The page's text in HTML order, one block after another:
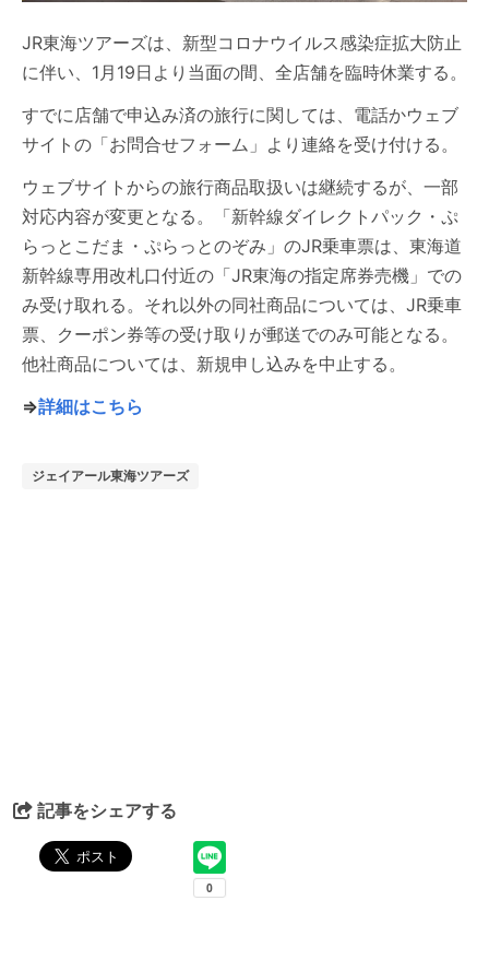
JR東海ツアーズは、新型コロナウイルス感染症拡大防止
に伴い、1月19日より当面の間、全店舗を臨時休業する。
すでに店舗で申込み済の旅行に関しては、電話かウェブ
サイトの「お問合せフォーム」より連絡を受け付ける。
ウェブサイトからの旅行商品取扱いは継続するが、一部
対応内容が変更となる。「新幹線ダイレクトパック・ぷ
らっとこだま・ぷらっとのぞみ」のJR乗車票は、東海道
新幹線専用改札口付近の「JR東海の指定席券売機」での
み受け取れる。それ以外の同社商品については、JR乗車
票、クーポン券等の受け取りが郵送でのみ可能となる。
他社商品については、新規申し込みを中止する。
⇒詳細はこちら
ジェイアール東海ツアーズ
記事をシェアする